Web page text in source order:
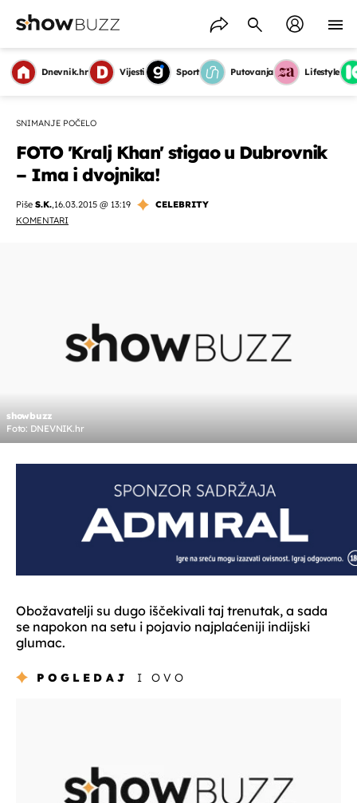
Dnevnik.hr Vijesti Sport Putovanja Lifestyle
SNIMANJE POČELO
FOTO 'Kralj Khan' stigao u Dubrovnik
– Ima i dvojnika!
Piše S.K.,16.03.2015 @ 13:19
CELEBRITY
KOMENTARI
showbuzz
Foto: DNEVNIK.hr
Obožavatelji su dugo iščekivali taj trenutak, a sada
se napokon na setu i pojavio najplaćeniji indijski
glumac.
POGLEDAJ I OVO